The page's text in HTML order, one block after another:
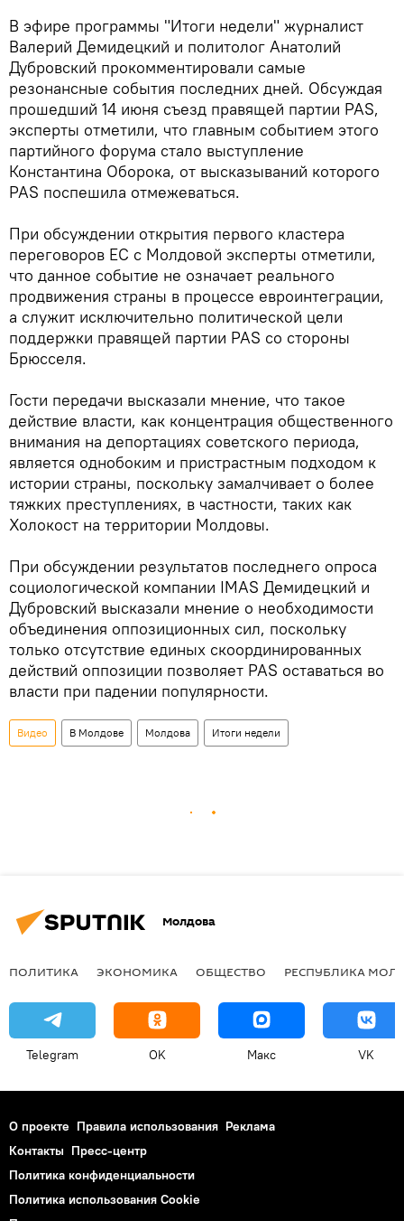
В эфире программы "Итоги недели" журналист
Валерий Демидецкий и политолог Анатолий
Дубровский прокомментировали самые
резонансные события последних дней. Обсуждая
прошедший 14 июня съезд правящей партии PAS,
эксперты отметили, что главным событием этого
партийного форума стало выступление
Константина Оборока, от высказываний которого
PAS поспешила отмежеваться.
При обсуждении открытия первого кластера
переговоров ЕС с Молдовой эксперты отметили,
что данное событие не означает реального
продвижения страны в процессе евроинтеграции,
а служит исключительно политической цели
поддержки правящей партии PAS со стороны
Брюсселя.
Гости передачи высказали мнение, что такое
действие власти, как концентрация общественного
внимания на депортациях советского периода,
является однобоким и пристрастным подходом к
истории страны, поскольку замалчивает о более
тяжких преступлениях, в частности, таких как
Холокост на территории Молдовы.
При обсуждении результатов последнего опроса
социологической компании IMAS Демидецкий и
Дубровский высказали мнение о необходимости
объединения оппозиционных сил, поскольку
только отсутствие единых скоординированных
действий оппозиции позволяет PAS оставаться во
власти при падении популярности.
Видео В Молдове Молдова Итоги недели
Молдова
ПОЛИТИКА ЭКОНОМИКА ОБЩЕСТВО РЕСПУБЛИКА
Telegram OK Макс VK
О проекте Правила использования Реклама
Контакты Пресс-центр
Политика конфиденциальности
Политика использования Cookie